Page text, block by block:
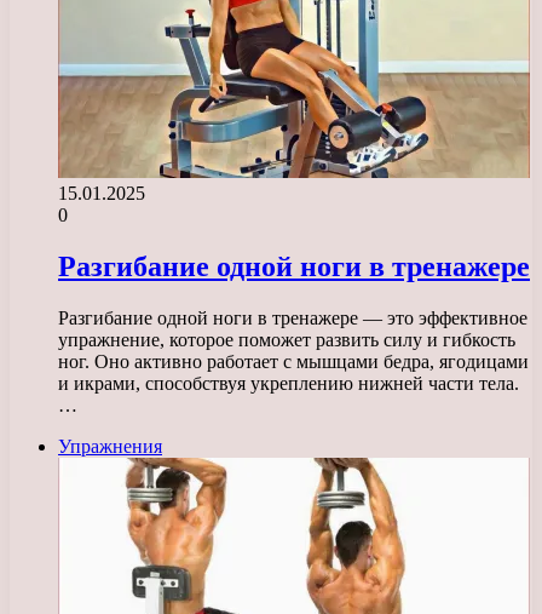
15.01.2025
0
Разгибание одной ноги в тренажере
Разгибание одной ноги в тренажере — это эффективное
упражнение, которое поможет развить силу и гибкость
ног. Оно активно работает с мышцами бедра, ягодицами
и икрами, способствуя укреплению нижней части тела.
…
Упражнения